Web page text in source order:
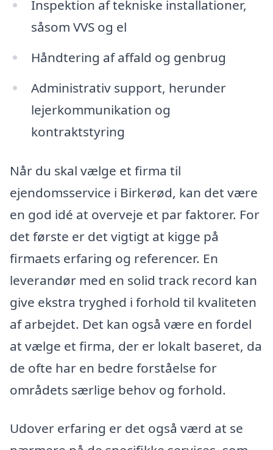
Inspektion af tekniske installationer,
såsom VVS og el
Håndtering af affald og genbrug
Administrativ support, herunder
lejerkommunikation og
kontraktstyring
Når du skal vælge et firma til
ejendomsservice i Birkerød, kan det være
en god idé at overveje et par faktorer. For
det første er det vigtigt at kigge på
firmaets erfaring og referencer. En
leverandør med en solid track record kan
give ekstra tryghed i forhold til kvaliteten
af arbejdet. Det kan også være en fordel
at vælge et firma, der er lokalt baseret, da
de ofte har en bedre forståelse for
områdets særlige behov og forhold.
Udover erfaring er det også værd at se